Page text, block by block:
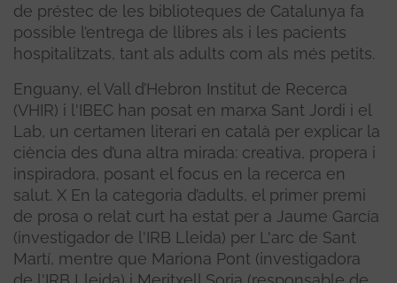
de préstec de les biblioteques de Catalunya fa
possible l’entrega de llibres als i les pacients
hospitalitzats, tant als adults com als més petits.
Enguany, el Vall d’Hebron Institut de Recerca
(VHIR) i l'IBEC han posat en marxa Sant Jordi i el
Lab, un certamen literari en català per explicar la
ciència des d’una altra mirada: creativa, propera i
inspiradora, posant el focus en la recerca en
salut. X En la categoria d’adults, el primer premi
de prosa o relat curt ha estat per a Jaume García
(investigador de l'IRB Lleida) per L'arc de Sant
Martí, mentre que Mariona Pont (investigadora